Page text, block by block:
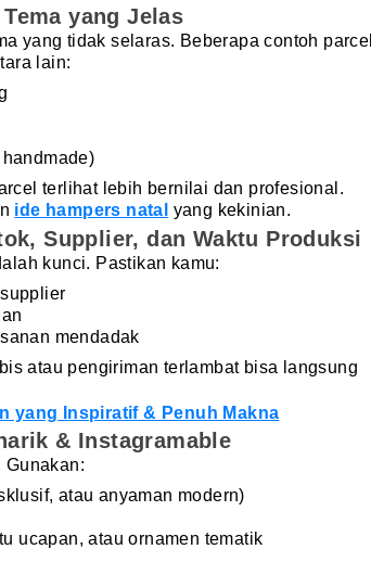
yang Jelas
yang tidak selaras. Beberapa contoh parcel
lain:
terlihat lebih bernilai dan profesional.
ide hampers natal yang kekinian.
Supplier, dan Waktu Produksi
kunci. Pastikan kamu:
mendadak
atau pengiriman terlambat bisa langsung
yang Inspiratif & Penuh Makna
& Instagramable
atau anyaman modern)
ucapan, atau ornamen tematik